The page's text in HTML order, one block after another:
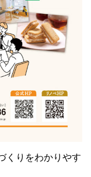
くりをわかりやす